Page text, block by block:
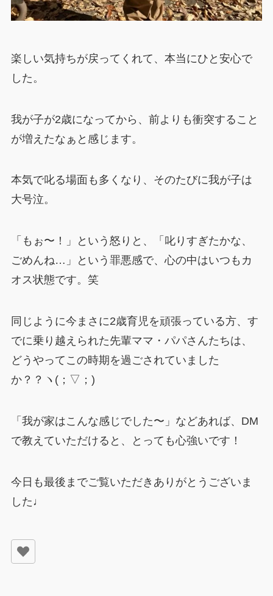
楽しい気持ちが戻ってくれて、本当にひと安心で
した。
我が子が2歳になってから、前よりも衝突すること
が増えたなぁと感じます。
本気で叱る場面も多くなり、そのたびに我が子は
大号泣。
「もぉ〜！」という怒りと、「叱りすぎたかな、
ごめんね…」という罪悪感で、心の中はいつもカ
オス状態です。笑
同じように今まさに2歳育児を頑張っている方、す
でに乗り越えられた先輩ママ・パパさんたちは、
どうやってこの時期を過ごされていました
か？？ヽ(；▽；)
「我が家はこんな感じでした〜」などあれば、DM
で教えていただけると、とっても心強いです！
今日も最後までご覧いただきありがとうございま
した♩